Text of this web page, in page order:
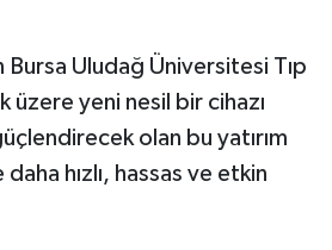
Bursa Uludağ Üniversitesi Tıp
üzere yeni nesil bir cihazı
olan bu yatırım
hızlı, hassas ve etkin